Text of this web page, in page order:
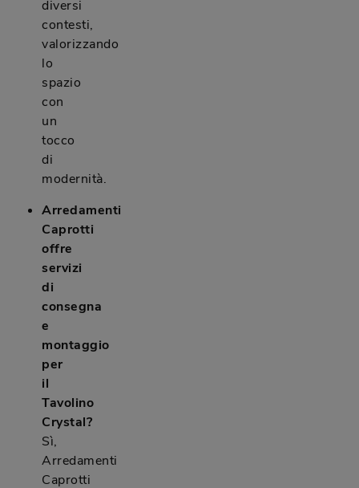
diversi
contesti,
valorizzando
lo
spazio
con
un
tocco
di
modernità.
Arredamenti
Caprotti
offre
servizi
di
consegna
e
montaggio
per
il
Tavolino
Crystal?
Sì,
Arredamenti
Caprotti